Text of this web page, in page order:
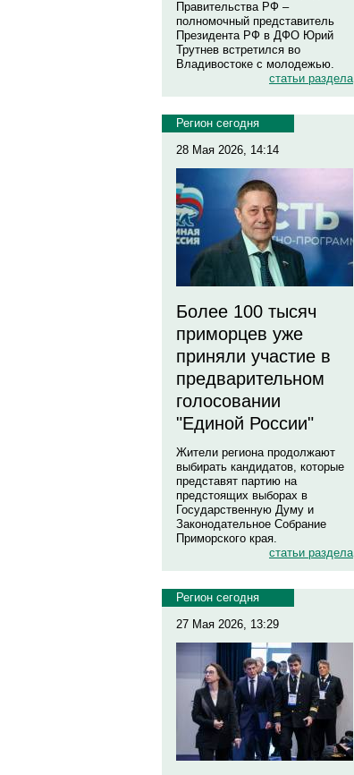
Правительства РФ –
полномочный представитель
Президента РФ в ДФО Юрий
Трутнев встретился во
Владивостоке с молодежью.
статьи раздела
Регион сегодня
28 Мая 2026, 14:14
Более 100 тысяч
приморцев уже
приняли участие в
предварительном
голосовании
"Единой России"
Жители региона продолжают
выбирать кандидатов, которые
представят партию на
предстоящих выборах в
Государственную Думу и
Законодательное Собрание
Приморского края.
статьи раздела
Регион сегодня
27 Мая 2026, 13:29